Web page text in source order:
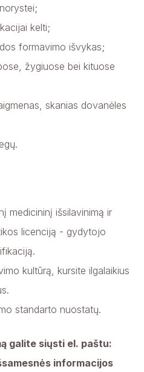
kelti;
formavimo išvykas;
žygiuose bei kituose
skanias dovanėles
medicininį išsilavinimą ir
licenciją - gydytojo
kultūrą, kursite ilgalaikius
standarto nuostatų.
galite siųsti el. paštu:
informacijos